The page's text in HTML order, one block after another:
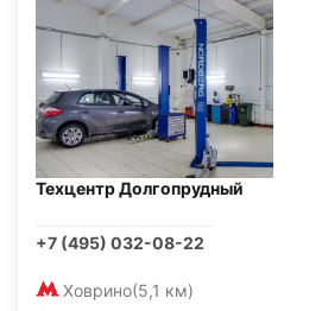
Техцентр Долгопрудный
+7 (495) 032-08-22
Ховрино(5,1 км)